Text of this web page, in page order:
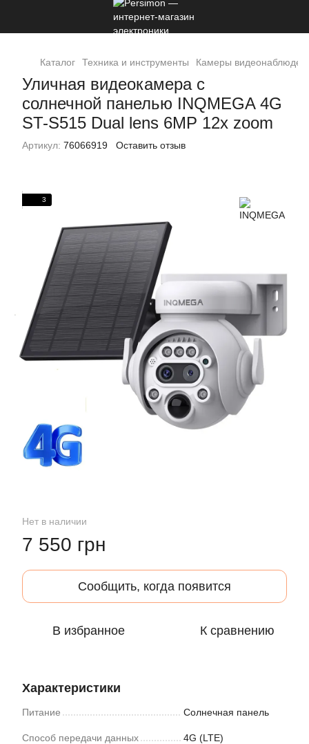
Каталог Техника и инструменты Камеры
Уличная видеокамера с
солнечной панелью INQMEGA 4G
ST-S515 Dual lens 6MP 12x zoom
Артикул: 76066919 Оставить отзыв
3
Нет в наличии
7 550 грн
Сообщить, когда появится
В избранное К сравнению
Характеристики
Питание Солнечная панель
Способ передачи данных 4G (LTE)